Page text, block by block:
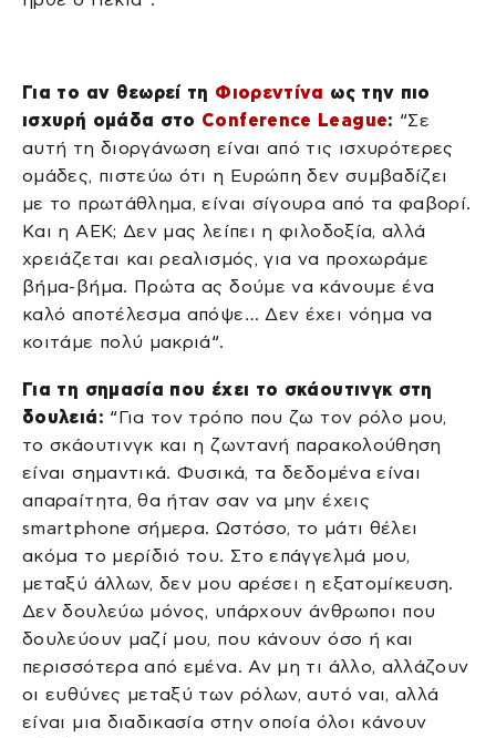
Για το αν θεωρεί τη Φιορεντίνα ως την πιο
ισχυρή ομάδα στο Conference League: “Σε
αυτή τη διοργάνωση είναι από τις ισχυρότερες
ομάδες, πιστεύω ότι η Ευρώπη δεν συμβαδίζει
με το πρωτάθλημα, είναι σίγουρα από τα φαβορί.
Και η ΑΕΚ; Δεν μας λείπει η φιλοδοξία, αλλά
χρειάζεται και ρεαλισμός, για να προχωράμε
βήμα-βήμα. Πρώτα ας δούμε να κάνουμε ένα
καλό αποτέλεσμα απόψε… Δεν έχει νόημα να
κοιτάμε πολύ μακριά“.
Για τη σημασία που έχει το σκάουτινγκ στη
δουλειά: “Για τον τρόπο που ζω τον ρόλο μου,
το σκάουτινγκ και η ζωντανή παρακολούθηση
είναι σημαντικά. Φυσικά, τα δεδομένα είναι
απαραίτητα, θα ήταν σαν να μην έχεις
smartphone σήμερα. Ωστόσο, το μάτι θέλει
ακόμα το μερίδιό του. Στο επάγγελμά μου,
μεταξύ άλλων, δεν μου αρέσει η εξατομίκευση.
Δεν δουλεύω μόνος, υπάρχουν άνθρωποι που
δουλεύουν μαζί μου, που κάνουν όσο ή και
περισσότερα από εμένα. Αν μη τι άλλο, αλλάζουν
οι ευθύνες μεταξύ των ρόλων, αυτό ναι, αλλά
είναι μια διαδικασία στην οποία όλοι κάνουν